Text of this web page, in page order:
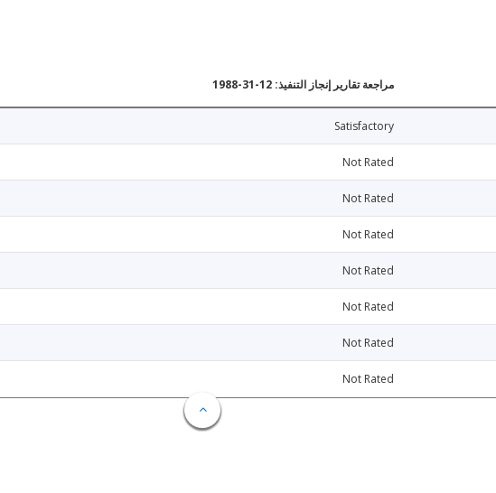
مراجعة تقارير إنجاز التنفيذ: 12-31-1988
Satisfactory
Not Rated
Not Rated
Not Rated
Not Rated
Not Rated
Not Rated
Not Rated